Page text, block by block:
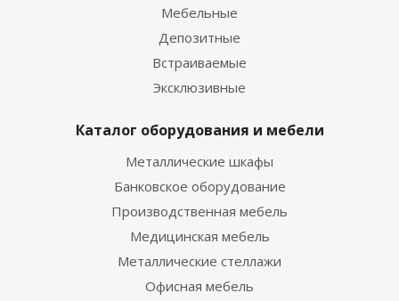
Мебельные
Депозитные
Встраиваемые
Эксклюзивные
Каталог оборудования и мебели
Металлические шкафы
Банковское оборудование
Производственная мебель
Медицинская мебель
Металлические стеллажи
Офисная мебель